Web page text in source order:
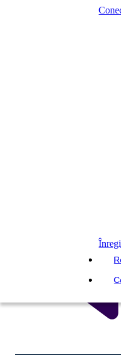
REDAȚI